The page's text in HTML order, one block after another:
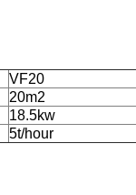
VF20
20m2
18.5kw
5t/hour